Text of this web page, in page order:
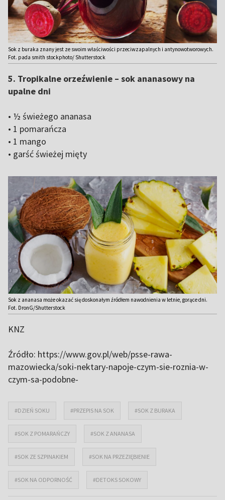
Sok z buraka znany jest ze swoim właściwości przeciwzapalnych i antynowotworowych.
Fot. pada smith stockphoto/ Shutterstock
5. Tropikalne orzeźwienie – sok ananasowy na
upalne dni
• ½ świeżego ananasa
• 1 pomarańcza
• 1 mango
• garść świeżej mięty
Sok z ananasa może okazać się doskonałym źródłem nawodnienia w letnie, gorące dni.
Fot. DronG/Shutterstock
KNZ
Źródło: https://www.gov.pl/web/psse-rawa-
mazowiecka/soki-nektary-napoje-czym-sie-roznia-w-
czym-sa-podobne-
#DZIEŃ SOKU #PRZEPIS NA SOK #SOK Z BURAKA
#SOK Z POMARAŃCZY #SOK Z ANANASA
#SOK ZE SZPINAKIEM #SOK NA PRZEZIĘBIENIE
#SOK NA ODPORNOŚĆ #DETOKS SOKOWY